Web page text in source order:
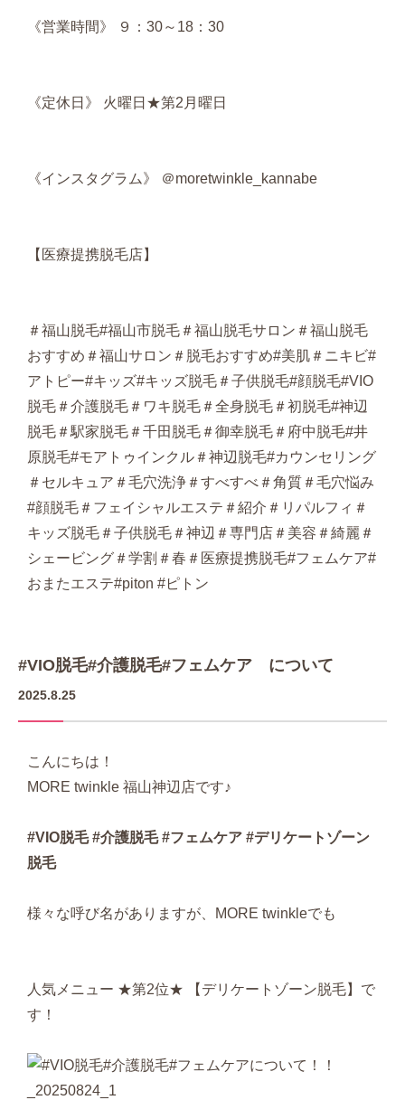
《営業時間》 ９：30～18：30
《定休日》 火曜日★第2月曜日
《インスタグラム》 ＠moretwinkle_kannabe
【医療提携脱毛店】
＃福山脱毛#福山市脱毛＃福山脱毛サロン＃福山脱毛
おすすめ＃福山サロン＃脱毛おすすめ#美肌＃ニキビ#
アトピー#キッズ#キッズ脱毛＃子供脱毛#顔脱毛#VIO
脱毛＃介護脱毛＃ワキ脱毛＃全身脱毛＃初脱毛#神辺
脱毛＃駅家脱毛＃千田脱毛＃御幸脱毛＃府中脱毛#井
原脱毛#モアトゥインクル＃神辺脱毛#カウンセリング
＃セルキュア＃毛穴洗浄＃すべすべ＃角質＃毛穴悩み
#顔脱毛＃フェイシャルエステ＃紹介＃リパルフィ＃
キッズ脱毛＃子供脱毛＃神辺＃専門店＃美容＃綺麗＃
シェービング＃学割＃春＃医療提携脱毛#フェムケア#
おまたエステ#piton #ピトン
#VIO脱毛#介護脱毛#フェムケア について
2025.8.25
こんにちは！
MORE twinkle 福山神辺店です♪
#VIO脱毛 #介護脱毛 #フェムケア #デリケートゾーン
脱毛
様々な呼び名がありますが、MORE twinkleでも
人気メニュー ★第2位★ 【デリケートゾーン脱毛】で
す！